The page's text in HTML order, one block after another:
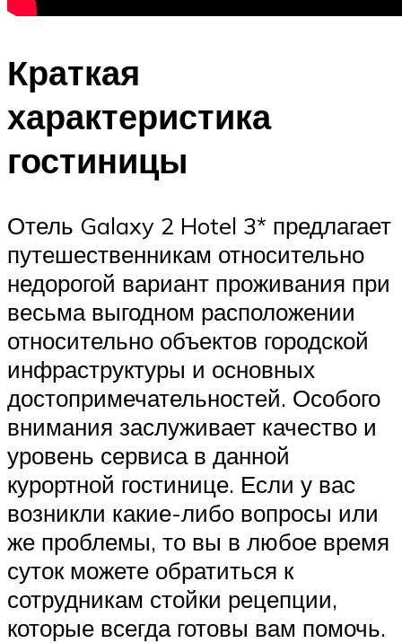
Краткая
характеристика
гостиницы
Отель Galaxy 2 Hotel 3* предлагает
путешественникам относительно
недорогой вариант проживания при
весьма выгодном расположении
относительно объектов городской
инфраструктуры и основных
достопримечательностей. Особого
внимания заслуживает качество и
уровень сервиса в данной
курортной гостинице. Если у вас
возникли какие-либо вопросы или
же проблемы, то вы в любое время
суток можете обратиться к
сотрудникам стойки рецепции,
которые всегда готовы вам помочь.